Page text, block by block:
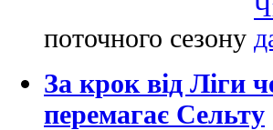
поточного сезону
За крок від Ліги
перемагає Сельту